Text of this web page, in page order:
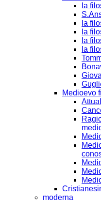
la
la
la
la
la
Medioevo
moderna